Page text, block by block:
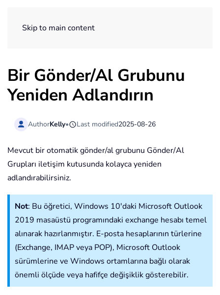
Skip to main content
Bir Gönder/Al Grubunu
Yeniden Adlandırın
AuthorKelly• Last modified2025-08-26
Mevcut bir otomatik gönder/al grubunu Gönder/Al
Grupları iletişim kutusunda kolayca yeniden
adlandırabilirsiniz.
Not: Bu öğretici, Windows 10'daki Microsoft Outlook
2019 masaüstü programındaki exchange hesabı temel
alınarak hazırlanmıştır. E-posta hesaplarının türlerine
(Exchange, IMAP veya POP), Microsoft Outlook
sürümlerine ve Windows ortamlarına bağlı olarak
önemli ölçüde veya hafifçe değişiklik gösterebilir.